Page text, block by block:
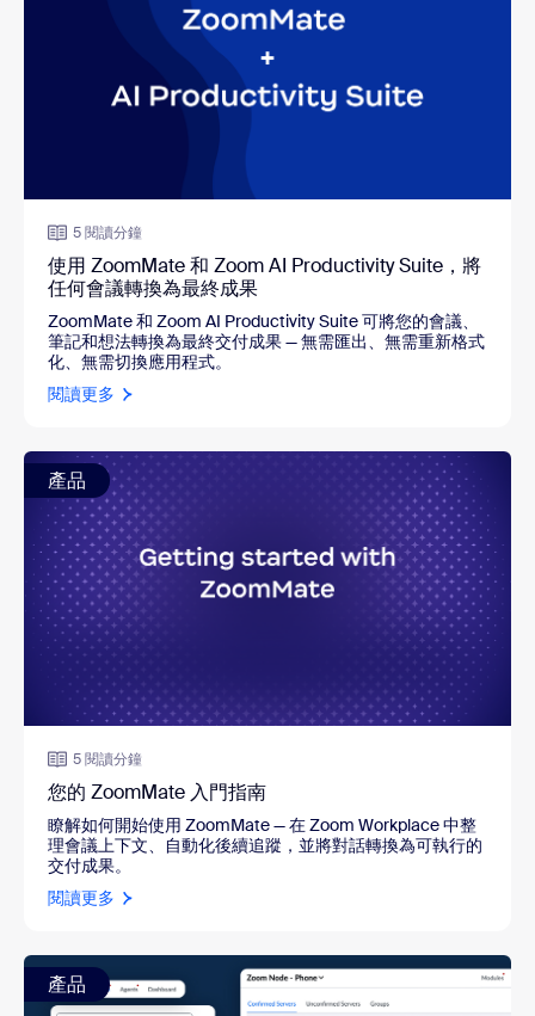
5 閱讀分鐘
使用 ZoomMate 和 Zoom AI Productivity Suite，將
任何會議轉換為最終成果
ZoomMate 和 Zoom AI Productivity Suite 可將您的會議、
筆記和想法轉換為最終交付成果 — 無需匯出、無需重新格式
化、無需切換應用程式。
閱讀更多
產品
5 閱讀分鐘
您的 ZoomMate 入門指南
瞭解如何開始使用 ZoomMate — 在 Zoom Workplace 中整
理會議上下文、自動化後續追蹤，並將對話轉換為可執行的
交付成果。
閱讀更多
產品